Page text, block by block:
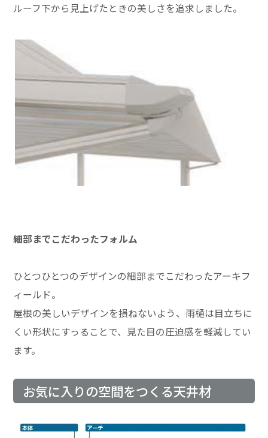
ルーフ下から見上げたときの美しさを追求しました。
細部までこだわったフォルム
ひとつひとつのデザインの細部までこだわったアーキフ
ィールド。
屋根の美しいデザインを損ねないよう、雨樋は目立ちに
くい形状にすっることで、見た目の圧迫感を軽減してい
ます。
お気に入りの空間をつくる天井材